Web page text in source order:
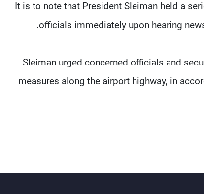
It is to note that President Sleiman held a
officials immediately upon hearing
Sleiman urged concerned officials and
measures along the airport highway, in